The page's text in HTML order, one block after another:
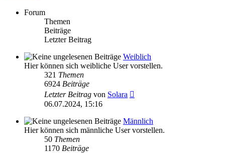
Forum
Themen
Beiträge
Letzter Beitrag
Weiblich
Hier können sich weibliche User vorstellen.
321 Themen
6924 Beiträge
Letzter Beitrag von Solara
06.07.2024, 15:16
Männlich
Hier können sich männliche User vorstellen.
50 Themen
1170 Beiträge